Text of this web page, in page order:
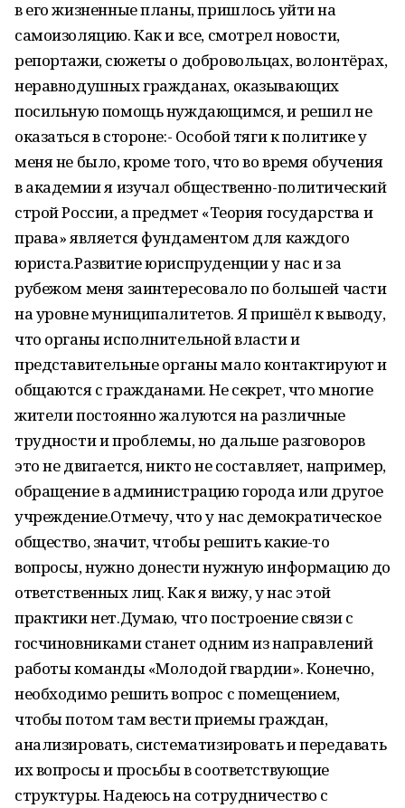
в его жизненные планы, пришлось уйти на
самоизоляцию. Как и все, смотрел новости,
репортажи, сюжеты о добровольцах, волонтёрах,
неравнодушных гражданах, оказывающих
посильную помощь нуждающимся, и решил не
оказаться в стороне:- Особой тяги к политике у
меня не было, кроме того, что во время обучения
в академии я изучал общественно-политический
строй России, а предмет «Теория государства и
права» является фундаментом для каждого
юриста.Развитие юриспруденции у нас и за
рубежом меня заинтересовало по большей части
на уровне муниципалитетов. Я пришёл к выводу,
что органы исполнительной власти и
представительные органы мало контактируют и
общаются с гражданами. Не секрет, что многие
жители постоянно жалуются на различные
трудности и проблемы, но дальше разговоров
это не двигается, никто не составляет, например,
обращение в администрацию города или другое
учреждение.Отмечу, что у нас демократическое
общество, значит, чтобы решить какие-то
вопросы, нужно донести нужную информацию до
ответственных лиц. Как я вижу, у нас этой
практики нет.Думаю, что построение связи с
госчиновниками станет одним из направлений
работы команды «Молодой гвардии». Конечно,
необходимо решить вопрос с помещением,
чтобы потом там вести приемы граждан,
анализировать, систематизировать и передавать
их вопросы и просьбы в соответствующие
структуры. Надеюсь на сотрудничество с